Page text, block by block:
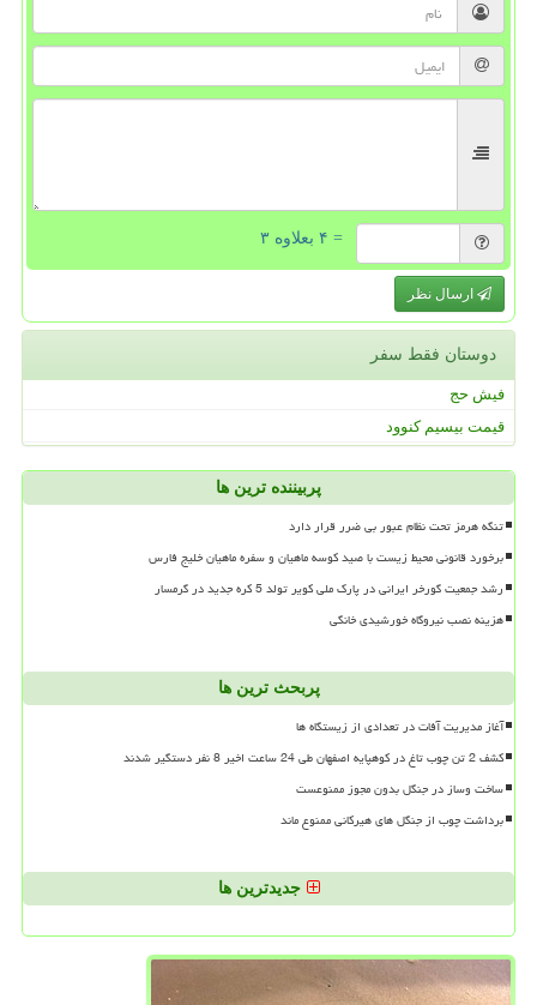
= ۴ بعلاوه ۳
ارسال نظر
دوستان فقط سفر
فیش حج
قیمت بیسیم کنوود
پربیننده ترین ها
تنگه هرمز تحت نظام عبور بی ضرر قرار دارد
برخورد قانونی محیط زیست با صید کوسه ماهیان و سفره ماهیان خلیج فارس
رشد جمعیت گورخر ایرانی در پارک ملی کویر تولد 5 کره جدید در گرمسار
هزینه نصب نیروگاه خورشیدی خانگی
پربحث ترین ها
آغاز مدیریت آفات در تعدادی از زیستگاه ها
کشف 2 تن چوب تاغ در کوهپایه اصفهان طی 24 ساعت اخیر 8 نفر دستگیر شدند
ساخت وساز در جنگل بدون مجوز ممنوعست
برداشت چوب از جنگل های هیرکانی ممنوع ماند
جدیدترین ها